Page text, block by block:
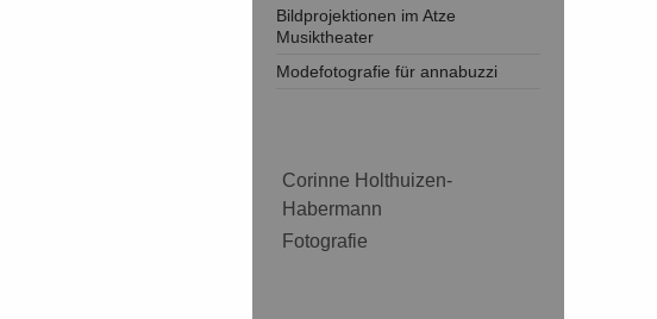
Bildprojektionen im Atze
Musiktheater
Modefotografie für annabuzzi
Corinne Holthuizen-
Habermann
Fotografie